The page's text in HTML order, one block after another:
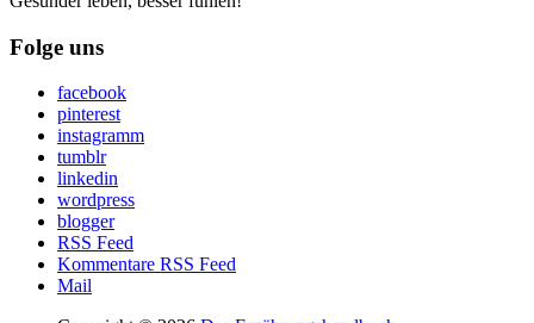
Folge uns
facebook
pinterest
instagramm
tumblr
linkedin
wordpress
blogger
RSS Feed
Kommentare RSS Feed
Mail